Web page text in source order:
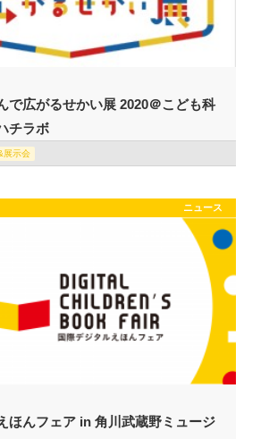
で広がるせかい展 2020＠こども科
チラボ
展示会
ニュース
ほんフェア in 角川武蔵野ミュージ